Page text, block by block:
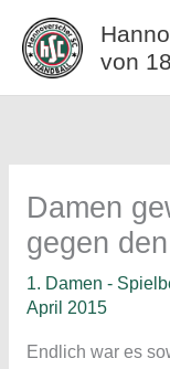
Inhalt
springen
von
Damen
gegen
1. Damen -
April 2015
Endlich war es